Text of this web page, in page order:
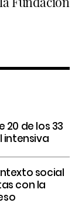
20 de los 33
intensiva
social
con la